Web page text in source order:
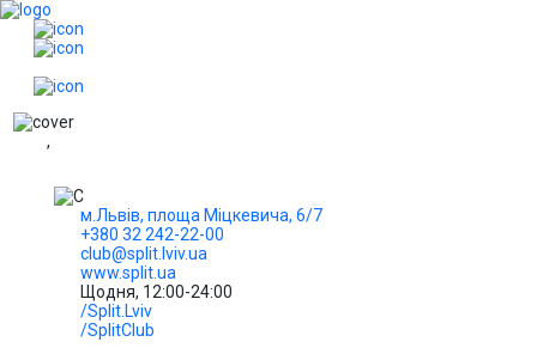
,
м.Львів, площа Міцкевича, 6/7
+380 32 242-22-00
club@split.lviv.ua
www.split.ua
Щодня, 12:00-24:00
/Split.Lviv
/SplitClub